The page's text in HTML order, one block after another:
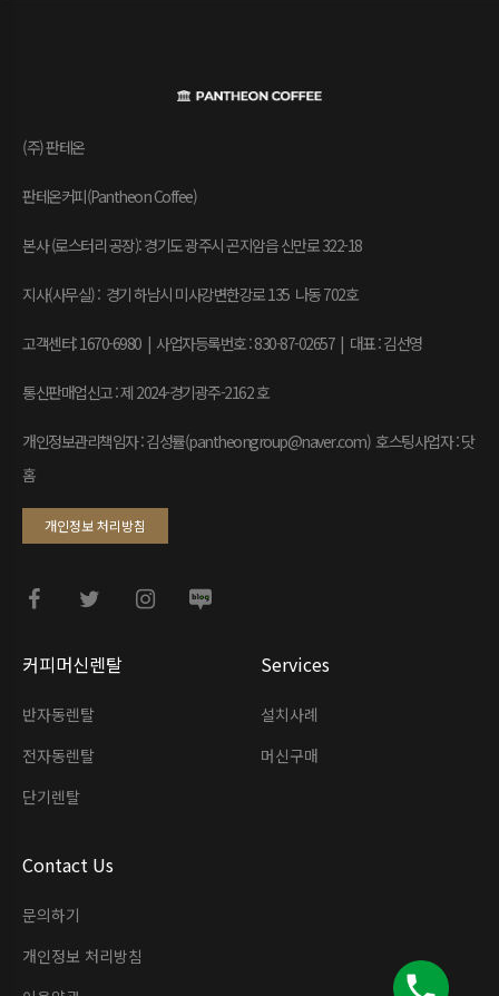
커피머신렌탈
반자동렌탈
전자동렌탈
단기렌탈
Services
설치사례
머신구매
Contact Us
문의하기
개인정보 처리방침
(주) 판테온
판테온커피(Pantheon Coffee)
본사 (로스터리 공장): 경기도 광주시 곤지암읍 신만로 322-18
지사(사무실) : 경기 하남시 미사강변한강로 135 나동 702호
고객센터: 1670-6980 | 사업자등록번호 : 830-87-02657 | 대표 : 김선영
통신판매업신고 : 제 2024-경기광주-2162 호
개인정보관리책임자 : 김성률(pantheongroup@naver.com) 호스팅사업자 : 닷
홈
개인정보 처리방침